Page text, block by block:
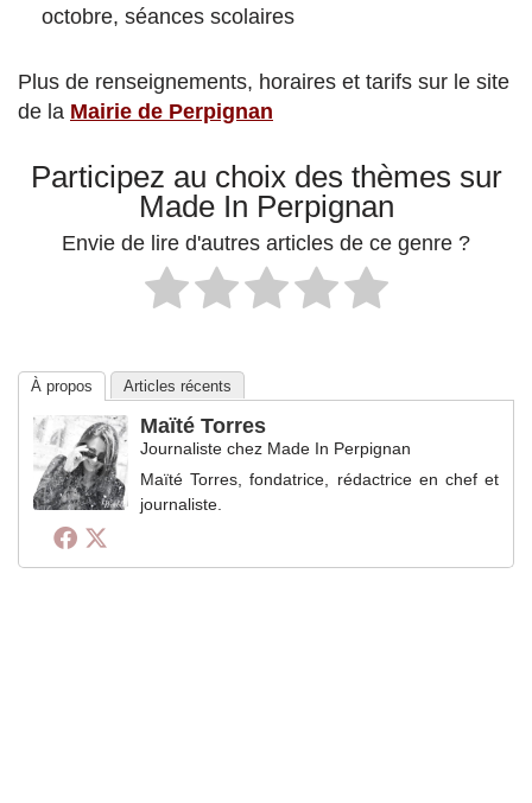
octobre, séances scolaires
Plus de renseignements, horaires et tarifs sur le site
de la Mairie de Perpignan
Participez au choix des thèmes sur
Made In Perpignan
Envie de lire d'autres articles de ce genre ?
À propos Articles récents
Maïté Torres
Journaliste chez Made In Perpignan
Maïté Torres, fondatrice, rédactrice en chef et
journaliste.